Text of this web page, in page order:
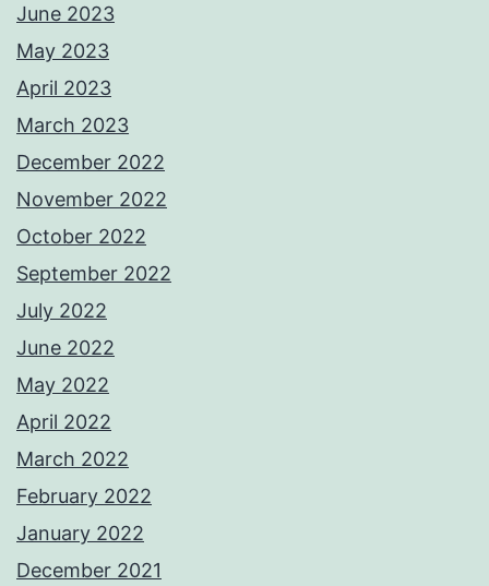
June 2023
May 2023
April 2023
March 2023
December 2022
November 2022
October 2022
September 2022
July 2022
June 2022
May 2022
April 2022
March 2022
February 2022
January 2022
December 2021